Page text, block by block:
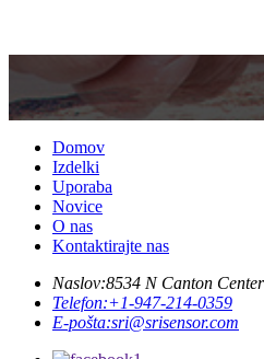
Domov
Izdelki
Uporaba
Novice
O nas
Kontaktirajte nas
Naslov:8534 N Canton
Telefon:+1-947-214-0359
E-pošta:sri@srisensor.com